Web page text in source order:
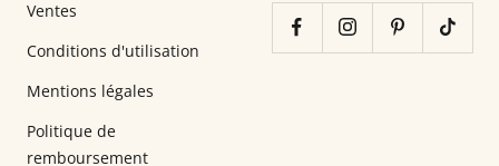
Ventes
Conditions d'utilisation
Mentions légales
Politique de
remboursement